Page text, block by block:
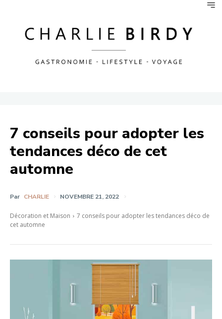
7 conseils pour adopter les
tendances déco de cet
automne
Par CHARLIE NOVEMBRE 21, 2022
Décoration et Maison
7 conseils pour adopter les tendances déco de
cet automne